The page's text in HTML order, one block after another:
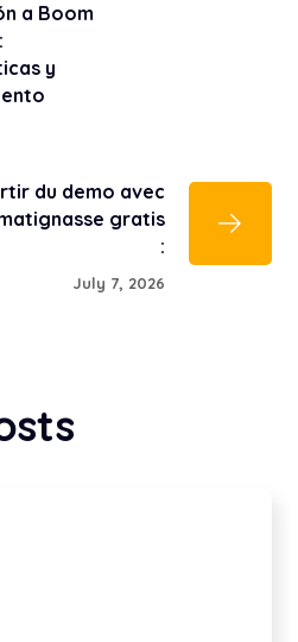
a Boom
y
du demo avec
gratis
:
July 7, 2026